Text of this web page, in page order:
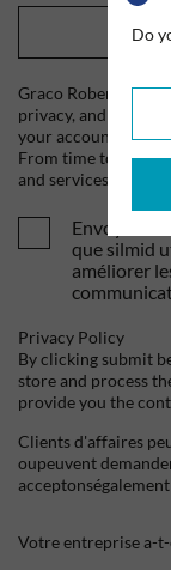
Do
Graco Roberts is
privacy, and we'll
your account and to
From time to time,
and services, as
Envoyez-
que silmid
améliorer
Privacy Policy
By clicking submit
store and process
provide you the
Clients d'affaires
oupeuvent
Votre entreprise a-